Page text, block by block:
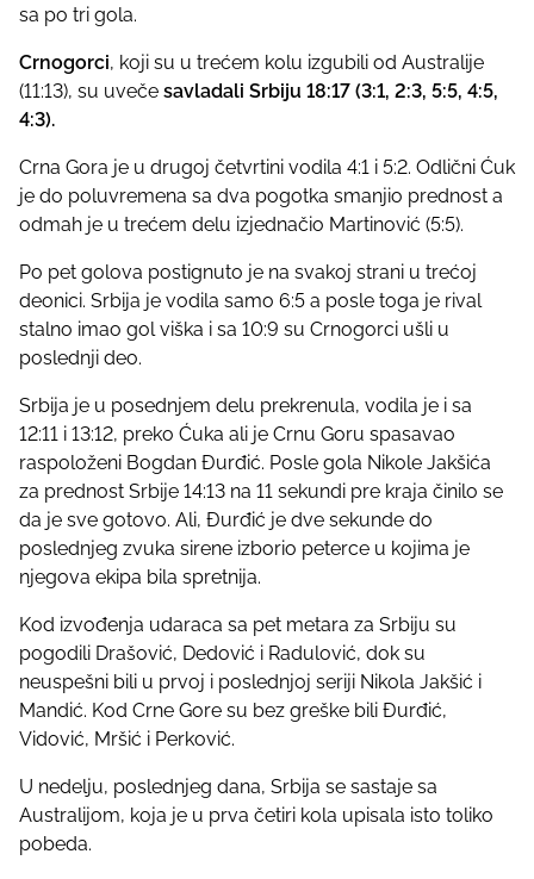
sa po tri gola.
Crnogorci, koji su u trećem kolu izgubili od Australije
(11:13), su uveče savladali Srbiju 18:17 (3:1, 2:3, 5:5, 4:5,
4:3).
Crna Gora je u drugoj četvrtini vodila 4:1 i 5:2. Odlični Ćuk
je do poluvremena sa dva pogotka smanjio prednost a
odmah je u trećem delu izjednačio Martinović (5:5).
Po pet golova postignuto je na svakoj strani u trećoj
deonici. Srbija je vodila samo 6:5 a posle toga je rival
stalno imao gol viška i sa 10:9 su Crnogorci ušli u
poslednji deo.
Srbija je u posednjem delu prekrenula, vodila je i sa
12:11 i 13:12, preko Ćuka ali je Crnu Goru spasavao
raspoloženi Bogdan Đurđić. Posle gola Nikole Jakšića
za prednost Srbije 14:13 na 11 sekundi pre kraja činilo se
da je sve gotovo. Ali, Đurđić je dve sekunde do
poslednjeg zvuka sirene izborio peterce u kojima je
njegova ekipa bila spretnija.
Kod izvođenja udaraca sa pet metara za Srbiju su
pogodili Drašović, Dedović i Radulović, dok su
neuspešni bili u prvoj i poslednjoj seriji Nikola Jakšić i
Mandić. Kod Crne Gore su bez greške bili Đurđić,
Vidović, Mršić i Perković.
U nedelju, poslednjeg dana, Srbija se sastaje sa
Australijom, koja je u prva četiri kola upisala isto toliko
pobeda.